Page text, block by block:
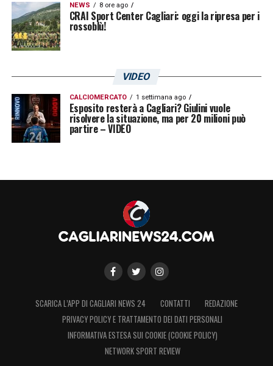
NEWS 8 ore ago
CRAI Sport Center Cagliari: oggi la ripresa per i
rossoblù!
VIDEO
CALCIOMERCATO 1 settimana ago
Esposito resterà a Cagliari? Giulini vuole
risolvere la situazione, ma per 20 milioni può
partire – VIDEO
SCARICA L’APP DI CAGLIARI NEWS 24 CONTATTI
REDAZIONE
PRIVACY POLICY E TRATTAMENTO DEI DATI PERSONALI
INFORMATIVA ESTESA SUI COOKIE (COOKIE POLICY)
NETWORK SPORT REVIEW